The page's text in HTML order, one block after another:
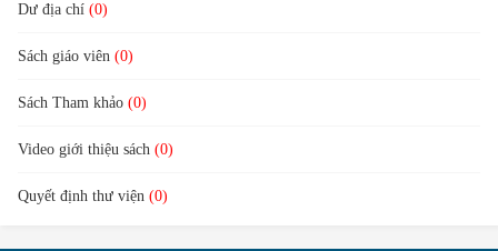
Dư địa chí (0)
Sách giáo viên (0)
Sách Tham khảo (0)
Video giới thiệu sách (0)
Quyết định thư viện (0)